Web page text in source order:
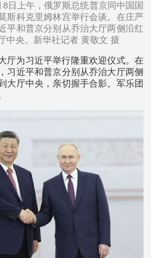
日上午，俄罗斯总统普京同中国国
斯科克里姆林宫举行会谈。在庄严
平和普京分别从乔治大厅两侧沿红
中央。新华社记者 黄敬文 摄
厅为习近平举行隆重欢迎仪式。在
习近平和普京分别从乔治大厅两侧
大厅中央，亲切握手合影。军乐团